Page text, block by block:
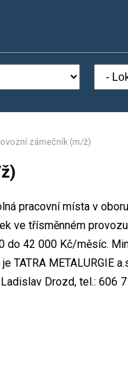
zámečník (m/ž)
pracovní místa v
ve třísměnném
do 42 000 Kč/měsíc.
TATRA METALURGIE
Drozd, tel.: 606